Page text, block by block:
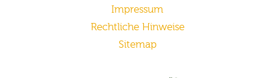
Impressum
Rechtliche Hinweise
Sitemap